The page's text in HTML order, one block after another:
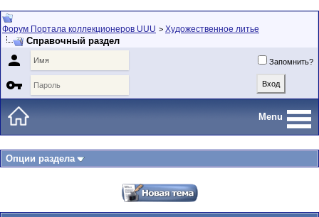
Форум Портала коллекционеров UUU > Художественное литье
Справочный раздел
 Запомнить?

Menu
Опции раздела